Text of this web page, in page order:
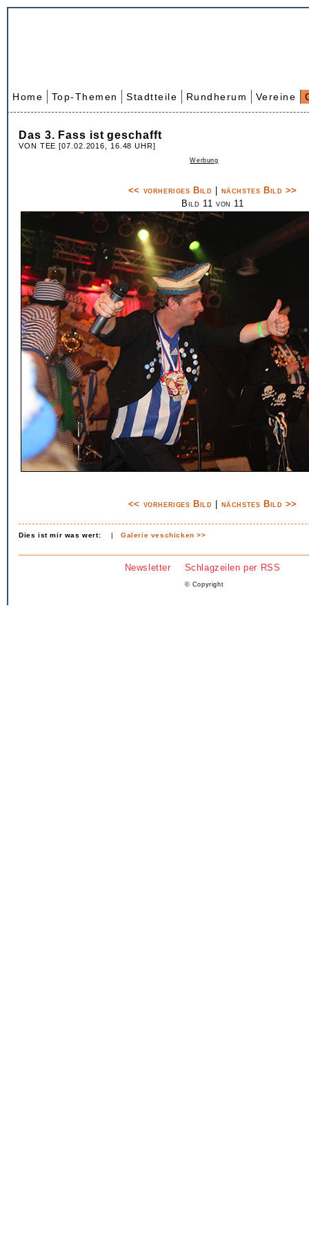
Home Top-Themen Stadtteile Rundherum Vereine
Das 3. Fass ist geschafft
VON TEE [07.02.2016, 16.48 UHR]
Werbung
<< vorheriges Bild
nächstes Bild >>
Bild 11 von 11
<< vorheriges Bild nächstes Bild >>
Dies ist mir was wert: |Galerie veschicken >>
Newsletter Schlagzeilen per RSS
© Copyright